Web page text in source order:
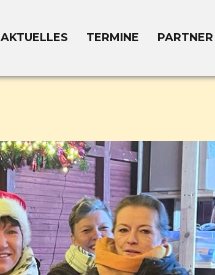
AKTUELLES TERMINE PARTNER